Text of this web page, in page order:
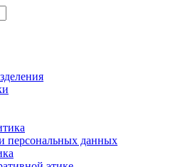
персональных данных